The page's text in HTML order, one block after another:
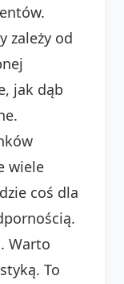
zależy od
jak dąb
wiele
coś dla
Warto
To